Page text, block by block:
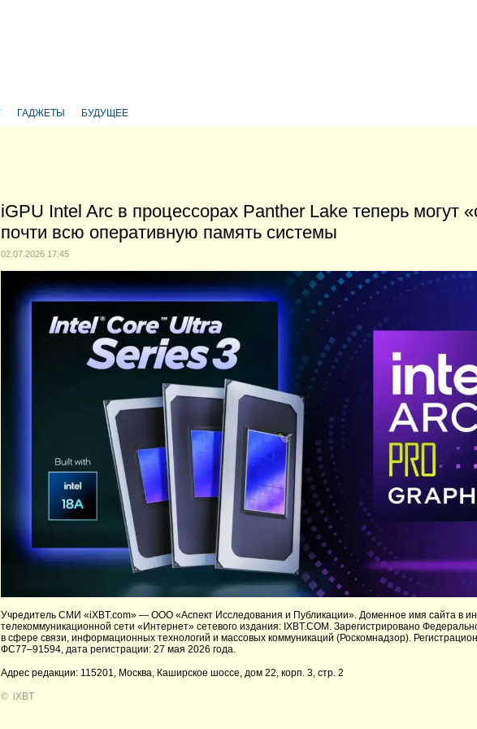
ГАДЖЕТЫ БУДУЩЕЕ
iGPU Intel Arc в процессорах Panther Lake теперь могут
почти всю оперативную память системы
02.07.2026 17:45
Учредитель СМИ «iXBT.com» — ООО «Аспект Исследования и Публикации». Доменное имя сайта в
телекоммуникационной сети «Интернет» сетевого издания: IXBT.COM. Зарегистрировано
в сфере связи, информационных технологий и массовых коммуникаций (Роскомнадзор).
ФС77–91594, дата регистрации: 27 мая 2026 года.
Адрес редакции: 115201, Москва, Каширское шоссе, дом 22, корп. 3, стр. 2
© iXBT